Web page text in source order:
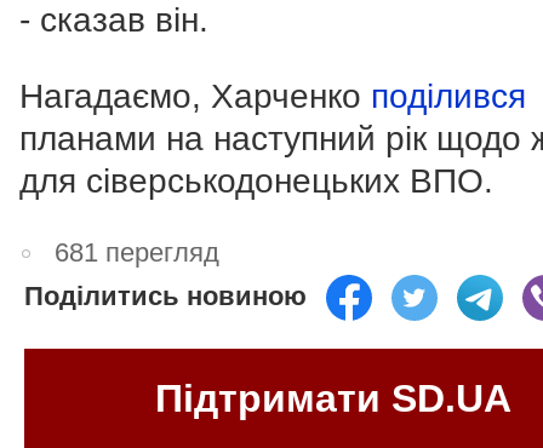
- сказав він.
Нагадаємо, Харченко поділився
планами на наступний рік щодо
для сіверськодонецьких ВПО.
681 перегляд
Поділитись новиною
Підтримати SD.UA